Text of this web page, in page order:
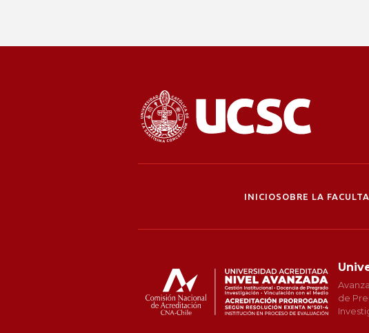
INICIOSOBRE LA
de